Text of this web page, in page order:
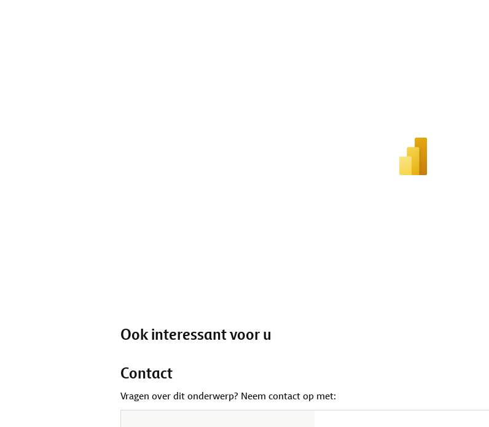
Ook interessant voor u
Contact
Vragen over dit onderwerp? Neem contact op met: